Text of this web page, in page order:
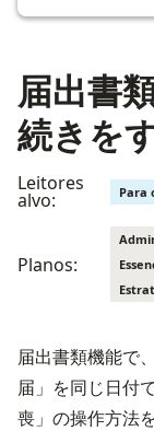
届出書
続きを
Leitores
alvo: Para
Planos:
届出書類機能で
届」を同じ日付
喪」の操作方法